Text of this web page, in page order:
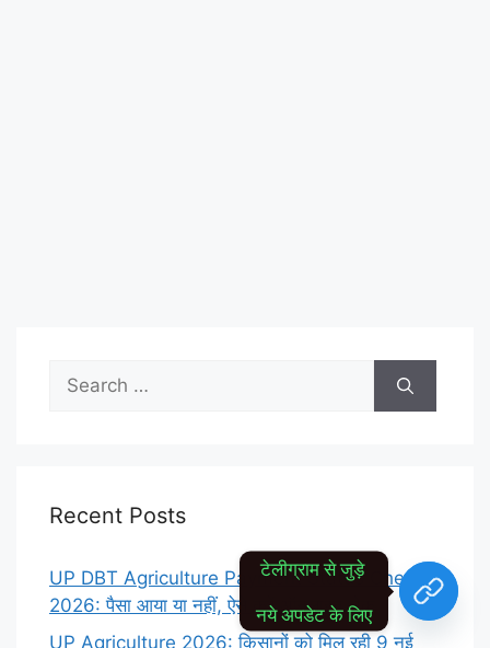
Search
for:
Recent Posts
UP DBT Agriculture Payment Status Check
2026: पैसा आया या नहीं, ऐसे करें ऑनलाइन चेक
UP Agriculture 2026: किसानों को मिल रही 9 नई
टेलीग्राम से जुड़े
नये अपडेट के लिए